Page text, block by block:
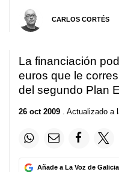
CARLOS CORTÉS
La financiación
euros que le
del segundo Plan E
26 oct 2009 . Actualizado a
Añade a La Voz de